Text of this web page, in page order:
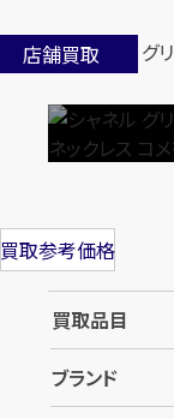
店舗買取
買取参考価格
買取品目
ブランド